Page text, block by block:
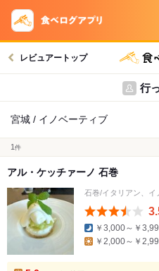
レビュアートップ
行
宮城 / イノベーティブ
1 件
アル・ケッチァーノ 石巻
石巻/イタリアン、イ
￥3,000～￥
￥2,000～￥